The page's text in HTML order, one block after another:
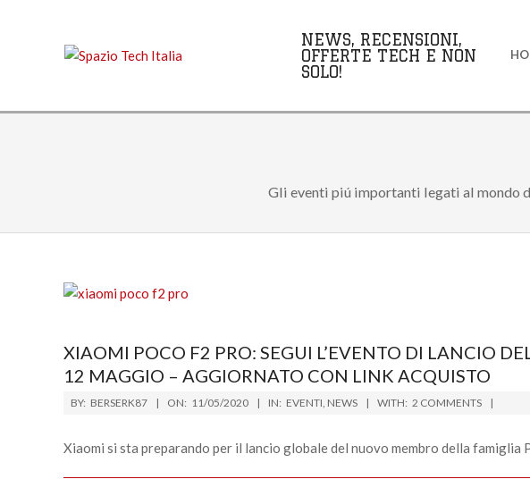
NEWS, RECENSIONI,
OFFERTE TECH E NON
SOLO!
Menu
Gli eventi piú importanti legati al mondo
XIAOMI POCO F2 PRO: SEGUI L’EVENTO DI LANCIO
12 MAGGIO – AGGIORNATO CON LINK ACQUISTO
2020-
11
BY: BERSERK87 ON: 11/05/2020 IN: EVENTI, NEWS WITH: 2 COMMENTS
Xiaomi si sta preparando per il lancio globale del nuovo membro della famiglia